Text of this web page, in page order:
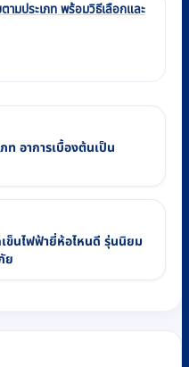
ามประเภท พร้อมวิธีเลือกและ
ท อาการเบื้องต้นเป็น
ข็นไฟฟ้ายี่ห้อไหนดี รุ่นนิยม
ย